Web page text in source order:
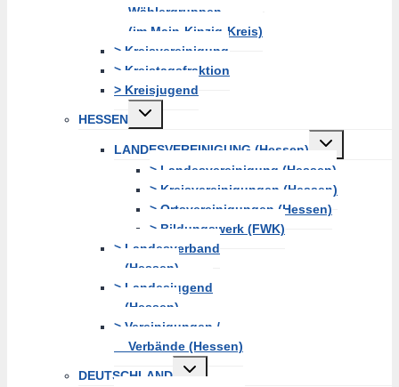
Wählergruppen
(im Main-Kinzig-Kreis)
> Kreisvereinigung
> Kreistagsfraktion
> Kreisjugend
HESSEN
Untermenü
erweitern
LANDESVEREINIGUNG (Hessen)
Untermenü
erweitern
> Landesvereinigung (Hessen)
> Kreisvereinigungen (Hessen)
> Ortsvereinigungen (Hessen)
> Bildungswerk (FWK)
> Landesverband
(Hessen)
> Landesjugend
(Hessen)
> Vereinigungen /
Verbände (Hessen)
DEUTSCHLAND
Untermenü
erweitern